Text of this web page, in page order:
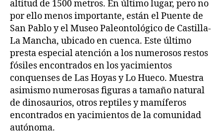
altitud de 1500 metros. En último lugar, pero no
por ello menos importante, están el Puente de
San Pablo y el Museo Paleontológico de Castilla-
La Mancha, ubicado en cuenca. Este último
presta especial atención a los numerosos restos
fósiles encontrados en los yacimientos
conquenses de Las Hoyas y Lo Hueco. Muestra
asimismo numerosas figuras a tamaño natural
de dinosaurios, otros reptiles y mamíferos
encontrados en yacimientos de la comunidad
autónoma.